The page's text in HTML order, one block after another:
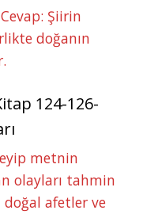
Şiirin
doğanın
124-126-
metnin
olayları tahmin
doğal afetler ve